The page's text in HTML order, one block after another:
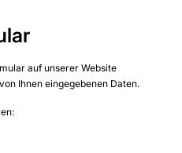
auf unserer Website
Ihnen eingegebenen Daten.